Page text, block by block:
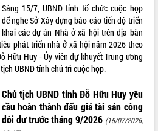
về
Sáng 15/7, UBND tỉnh tổ chức cuộc họp
để nghe Sở Xây dựng báo cáo tiến độ triển
khai các dự án Nhà ở xã hội trên địa bàn
phát triển nhà ở xã hội năm 2026 theo
Hữu Huy - Ủy viên dự khuyết Trung ương
UBND tỉnh chủ trì cuộc họp.
Chủ tịch UBND tỉnh Đỗ Hữu Huy yêu
cầu hoàn thành đấu giá tài sản công
dôi dư trước tháng 9/2026 (15/07/2026,